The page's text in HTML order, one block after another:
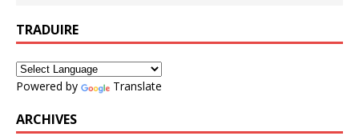
TRADUIRE
Powered by Translate
ARCHIVES